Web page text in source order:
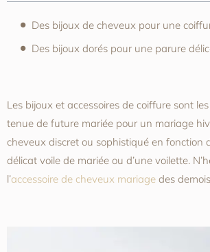
Des bijoux de cheveux pour une
Des bijoux dorés pour une parure
Les bijoux et accessoires de coiffure sont
tenue de future mariée pour un mariage
cheveux discret ou sophistiqué en fonction
délicat voile de mariée ou d’une voilette.
l’accessoire de cheveux mariage des